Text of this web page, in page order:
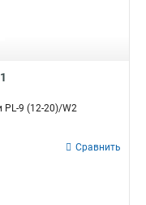
9 (12-20)/W2
Сравнить